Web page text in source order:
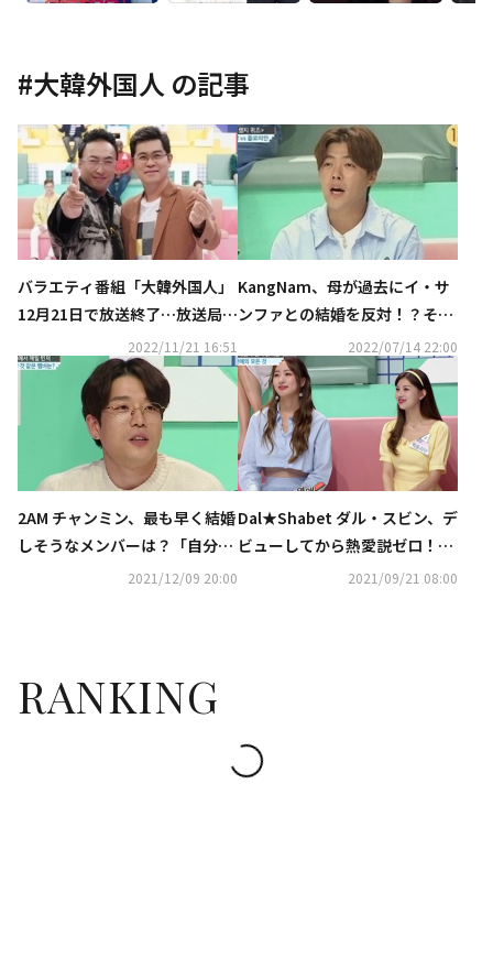
#大韓外国人 の記事
バラエティ番組「大韓外国人」
12月21日で放送終了…放送局が
2022/11/21 16:51
KangNam、母が過去にイ・サ
ンファとの結婚を反対！？その
2022/07/14 22:00
2AM チャンミン、最も早く結婚
しそうなメンバーは？「自分が
一番最初にしたいけれど…」
2021/12/09 20:00
Dal★Shabet ダル・スビン、デ
ビューしてから熱愛説ゼロ！そ
2021/09/21 08:00
RANKING